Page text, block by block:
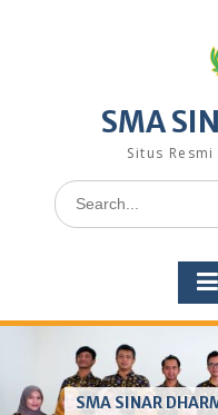
SMA
Situs Resmi
Search
for:
SMA SINAR